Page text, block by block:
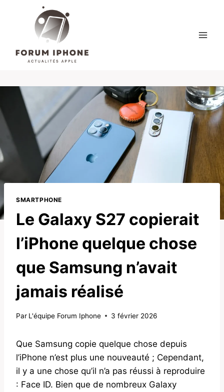
SMARTPHONE
Le Galaxy S27 copierait
l’iPhone quelque chose
que Samsung n’avait
jamais réalisé
Par L'équipe Forum Iphone 3 février 2026
Que Samsung copie quelque chose depuis
l’iPhone n’est plus une nouveauté ; Cependant,
il y a une chose qu’il n’a pas réussi à reproduire
: Face ID. Bien que de nombreux Galaxy